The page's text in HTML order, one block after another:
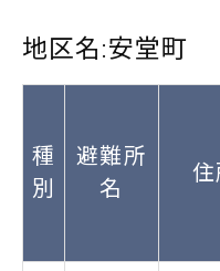
地区名:安堂町
種
別
避難所
名
住